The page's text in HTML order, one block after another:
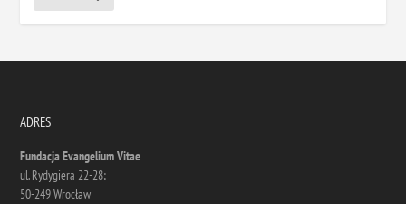
ADRES
Fundacja Evangelium Vitae
ul. Rydygiera 22-28;
50-249 Wrocław